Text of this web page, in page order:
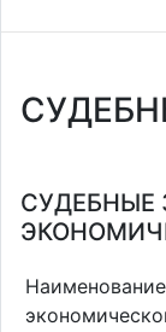
СУДЕБНЫЕ
Наименование